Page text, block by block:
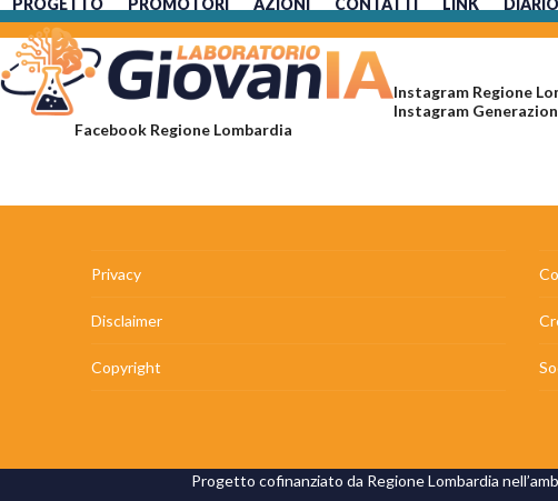
Skip
to
content
PROGETTO PROMOTORI AZIONI CONTATTI LINK
Instagram Regione
Instagram
Facebook Regione Lombardia
Privacy
Disclaimer
Copyright
Progetto cofinanziato da Regione Lombardia